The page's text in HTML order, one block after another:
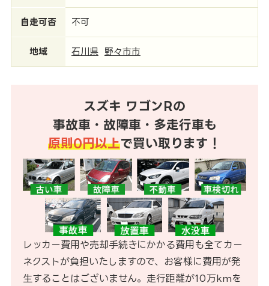
自走可否 不可
地域 石川県 野々市市
スズキ ワゴンRの
事故車・故障車・多走行車も
原則0円以上で買い取ります！
レッカー費用や売却手続きにかかる費用も全てカー
ネクストが負担いたしますので、お客様に費用が発
生することはございません。走行距離が10万kmを